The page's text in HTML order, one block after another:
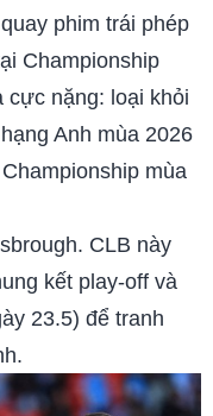
phim trái phép
Championship
nặng: loại khỏi
Anh mùa 2026
mùa
CLB này
kết play-off và
23.5) để tranh